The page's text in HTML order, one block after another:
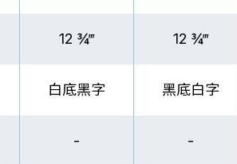
12 ¾‴ 12 ¾‴
白底黑字 黑底白字
- -